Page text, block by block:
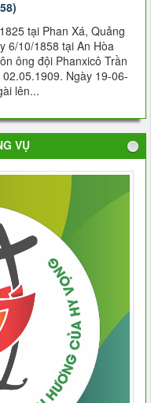
tại Phan Xá, Quảng
6/10/1858 tại An Hòa
ông đội Phanxicô Trần
Ngày 19-06-
lên...
VỤ